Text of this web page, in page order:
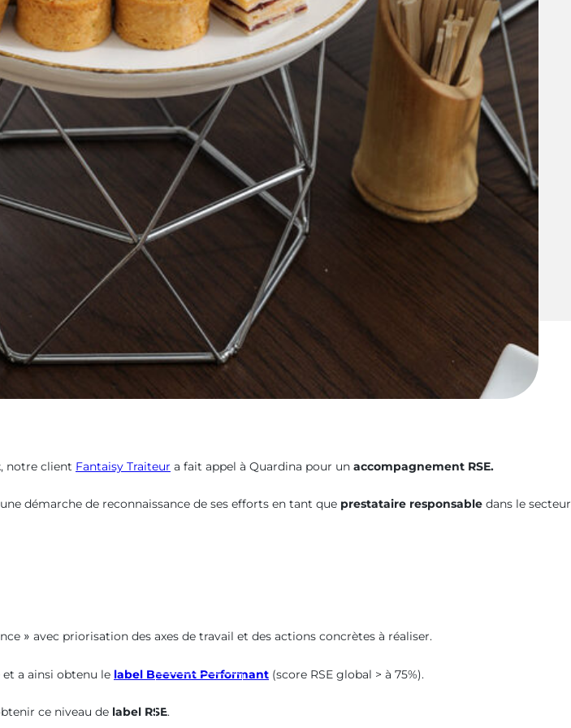
, notre client Fantaisy Traiteur a fait appel à Quardina pour un accompagnement RSE.
démarche de reconnaissance de ses efforts en tant que prestataire responsable dans le secteur
» avec priorisation des axes de travail et des actions concrètes à réaliser.
a ainsi obtenu le label Beevent Performant (score RSE global > à 75%).
ce niveau de label RSE.
Diagnostic